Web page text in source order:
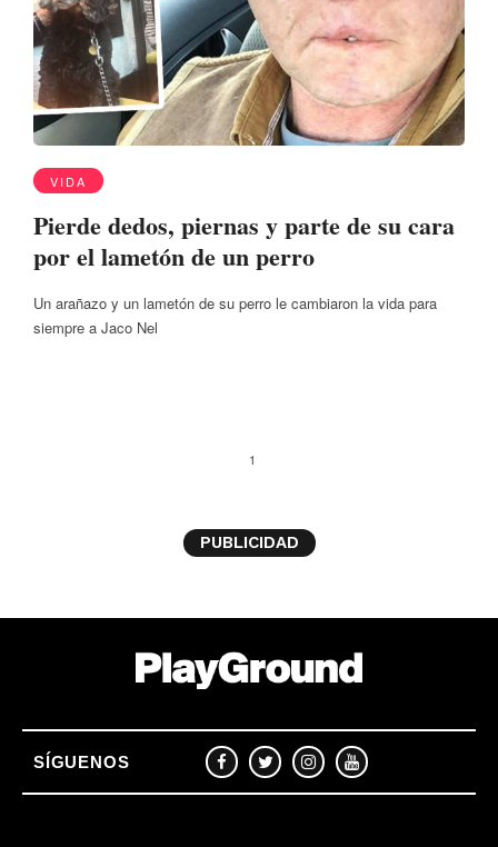
VIDA
Pierde dedos, piernas y parte de su cara
por el lametón de un perro
Un arañazo y un lametón de su perro le cambiaron la vida para
siempre a Jaco Nel
1
PUBLICIDAD
SÍGUENOS